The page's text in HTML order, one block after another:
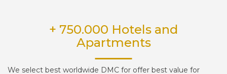
+ 750.000 Hotels and
Apartments
We select best worldwide DMC for offer best value for